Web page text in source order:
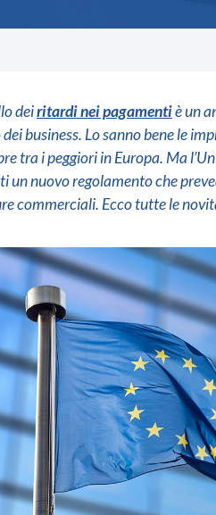
deiritardi nei pagamentiè un
dei business. Lo sanno bene le
tra i peggiori in Europa. Ma
un nuovo regolamento che
commerciali. Ecco tutte le